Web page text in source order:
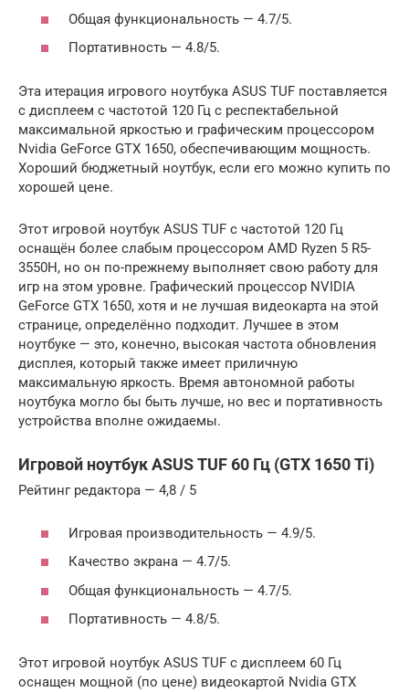
Общая функциональность — 4.7/5.
Портативность — 4.8/5.
Эта итерация игрового ноутбука ASUS TUF поставляется
с дисплеем с частотой 120 Гц с респектабельной
максимальной яркостью и графическим процессором
Nvidia GeForce GTX 1650, обеспечивающим мощность.
Хороший бюджетный ноутбук, если его можно купить по
хорошей цене.
Этот игровой ноутбук ASUS TUF с частотой 120 Гц
оснащён более слабым процессором AMD Ryzen 5 R5-
3550H, но он по-прежнему выполняет свою работу для
игр на этом уровне. Графический процессор NVIDIA
GeForce GTX 1650, хотя и не лучшая видеокарта на этой
странице, определённо подходит. Лучшее в этом
ноутбуке — это, конечно, высокая частота обновления
дисплея, который также имеет приличную
максимальную яркость. Время автономной работы
ноутбука могло бы быть лучше, но вес и портативность
устройства вполне ожидаемы.
Игровой ноутбук ASUS TUF 60 Гц (GTX 1650 Ti)
Рейтинг редактора — 4,8 / 5
Игровая производительность — 4.9/5.
Качество экрана — 4.7/5.
Общая функциональность — 4.7/5.
Портативность — 4.8/5.
Этот игровой ноутбук ASUS TUF с дисплеем 60 Гц
оснащен мощной (по цене) видеокартой Nvidia GTX